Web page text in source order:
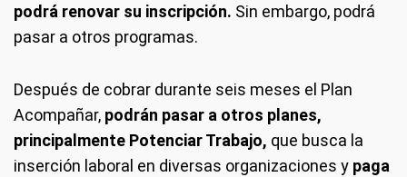
podrá renovar su inscripción. Sin embargo, podrá
pasar a otros programas.
Después de cobrar durante seis meses el Plan
Acompañar, podrán pasar a otros planes,
principalmente Potenciar Trabajo, que busca la
inserción laboral en diversas organizaciones y paga